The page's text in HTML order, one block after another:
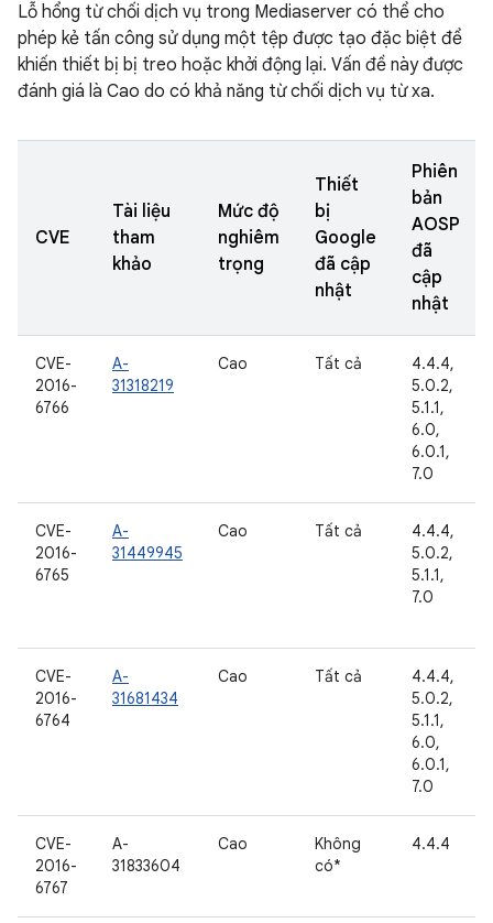
Lỗ hổng từ chối dịch vụ trong Mediaserver có thể cho
phép kẻ tấn công sử dụng một tệp được tạo đặc biệt để
khiến thiết bị bị treo hoặc khởi động lại. Vấn đề này được
đánh giá là Cao do có khả năng từ chối dịch vụ từ xa.
CVE
Tài liệu
tham
khảo
Mức độ
nghiêm
trọng
Thiết
bị
Google
đã cập
nhật
Phiên
bản
AOSP
đã
cập
nhật
CVE-
2016-
6766
A-
31318219
Cao Tất cả
4.4.4,
5.0.2,
5.1.1,
6.0,
6.0.1,
7.0
CVE-
2016-
6765
A-
31449945
Cao Tất cả
4.4.4,
5.0.2,
5.1.1,
7.0
CVE-
2016-
6764
A-
31681434
Cao Tất cả
4.4.4,
5.0.2,
5.1.1,
6.0,
6.0.1,
7.0
CVE-
2016-
6767
A-
31833604
Cao
Không
có*
4.4.4